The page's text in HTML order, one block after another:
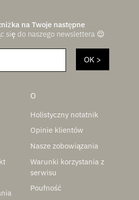
na Twoje następne
się do naszego newslettera 😌
O
Holistyczny notatnik
Opinie klientów
Nasze zobowiązania
Warunki korzystania z
serwisu
Poufność